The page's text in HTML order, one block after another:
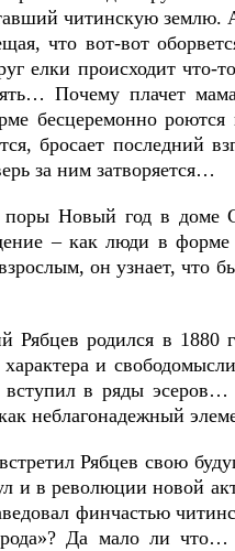
читинскую землю. А
что вот-вот
елки происходит
Почему плачет
бесцеремонно
бросает последний
за ним затворяется…
Новый год в доме
– как люди в форме
он узнает, что
Рябцев родился в 1880
и
вступил в ряды
неблагонадежный
Рябцев свою
и в революции новой
финчастью
Да мало ли